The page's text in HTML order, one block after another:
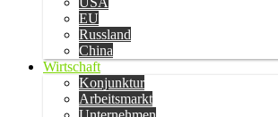
EU
Russland
China
Wirtschaft
Konjunktur
Arbeitsmarkt